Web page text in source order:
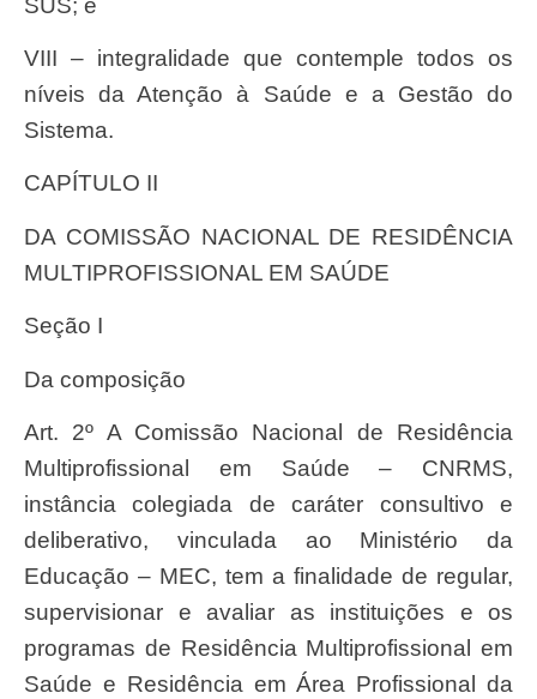
VIII – integralidade que contemple todos os
níveis da Atenção à Saúde e a Gestão do
Sistema.
CAPÍTULO II
DA COMISSÃO NACIONAL DE RESIDÊNCIA
MULTIPROFISSIONAL EM SAÚDE
Seção I
Da composição
Art. 2º A Comissão Nacional de Residência
Multiprofissional em Saúde – CNRMS,
instância colegiada de caráter consultivo e
deliberativo, vinculada ao Ministério da
Educação – MEC, tem a finalidade de regular,
supervisionar e avaliar as instituições e os
programas de Residência Multiprofissional em
Saúde e Residência em Área Profissional da